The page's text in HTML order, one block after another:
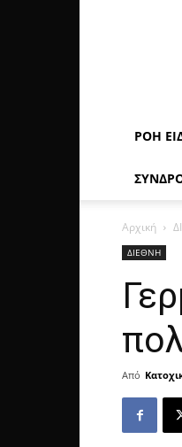
ΡΟΉ
Αρχική
ΔΙΕΘΝΗ
Από